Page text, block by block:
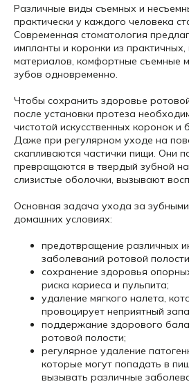
Различные виды съемных и
практически у каждого человека
Современная стоматология
импланты и коронки из практичных,
материалов, комфортные съемные
зубов одновременно.
Чтобы сохранить здоровье
после установки протеза
чистотой искусственных коронок и
Даже при регулярном уходе на
скапливаются частички пищи. Они
превращаются в твердый зубной
слизистые оболочки, вызывают
Основная задача ухода за
домашних условиях:
предотвращение различных
заболеваний ротовой
сохранение здоровья
риска кариеса и пульпита;
удаление мягкого налета,
провоцирует неприятный
поддержание здорового
ротовой полости;
регулярное удаление
которые могут попадать в
вызывать различные